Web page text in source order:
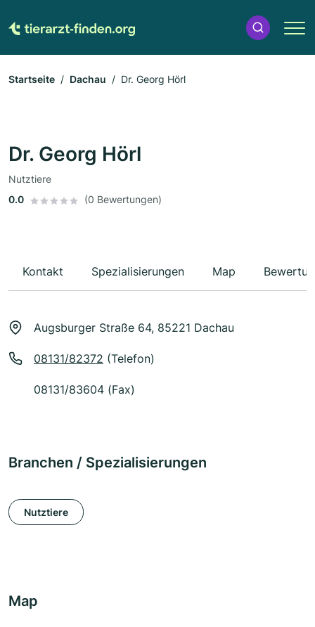
Startseite Dachau Dr. Georg Hörl
Dr. Georg Hörl
Nutztiere
0.0
(0 Bewertungen)
Kontakt Spezialisierungen Map
Augsburger Straße 64, 85221 Dachau
08131/82372 (Telefon)
08131/83604 (Fax)
Branchen / Spezialisierungen
Nutztiere
Map